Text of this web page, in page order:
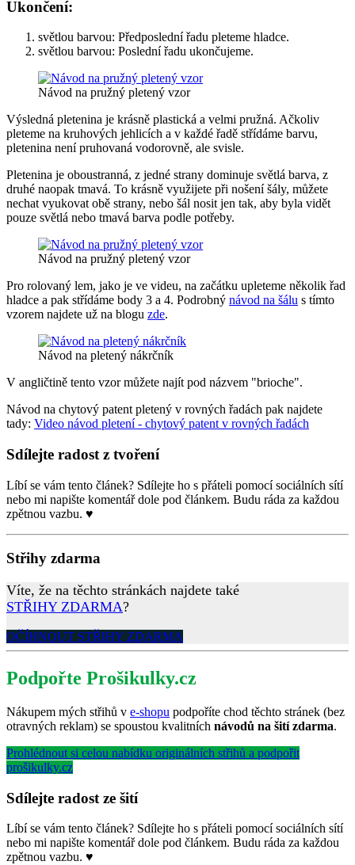
Ukončení:
světlou barvou: Předposlední řadu pleteme hladce.
světlou barvou: Poslední řadu ukončujeme.
Návod na pružný pletený vzor
Výsledná pletenina je krásně plastická a velmi pružná. Ačkoliv
pleteme na kruhových jehlicích a v každé řadě střídáme barvu,
pletenina není pruhovaná vodorovně, ale svisle.
Pletenina je oboustranná, z jedné strany dominuje světlá barva, z
druhé naopak tmavá. To krásně využijete při nošení šály, můžete
nechat vyukovat obě strany, nebo šál nosit jen tak, aby byla vidět
pouze světlá nebo tmavá barva podle potřeby.
Návod na pružný pletený vzor
Pro rolovaný lem, jako je ve videu, na začátku upleteme několik řad
hladce a pak střídáme body 3 a 4. Podrobný návod na šálu s tímto
vzorem najdete už na blogu zde.
Návod na pletený nákrčník
V angličtině tento vzor můžete najít pod názvem "brioche".
Návod na chytový patent pletený v rovných řadách pak najdete
tady: Video návod pletení - chytový patent v rovných řadách
Sdílejte radost z tvoření
Líbí se vám tento článek? Sdílejte ho s přáteli pomocí sociálních sítí
nebo mi napište komentář dole pod článkem. Budu ráda za každou
zpětnou vazbu. ♥
Střihy zdarma
Víte, že na těchto stránkách najdete také
STŘIHY ZDARMA?
OČÍHNOUT STŘIHY ZDARMA
Podpořte Prošikulky.cz
Nákupem mých střihů v e-shopu podpoříte chod těchto stránek (bez
otravných reklam) se spoustou kvalitních návodů na šití zdarma.
Prohlédnout si celou nabídku originálních střihů a podpořit
prošikulky.cz
Sdílejte radost ze šití
Líbí se vám tento článek? Sdílejte ho s přáteli pomocí sociálních sítí
nebo mi napište komentář dole pod článkem. Budu ráda za každou
zpětnou vazbu. ♥